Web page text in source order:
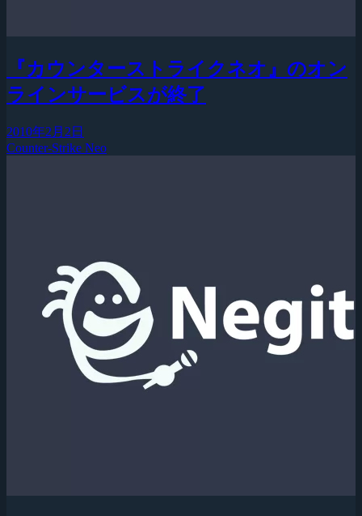
『カウンターストライクネオ』のオン
ラインサービスが終了
2010年2月2日
Counter-Strike Neo